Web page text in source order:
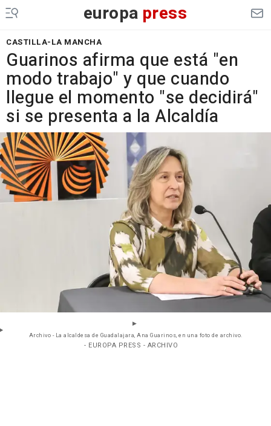
europa press
CASTILLA-LA MANCHA
Guarinos afirma que está "en
modo trabajo" y que cuando
llegue el momento "se decidirá"
si se presenta a la Alcaldía
Archivo - La alcaldesa de Guadalajara, Ana Guarinos, en una foto de archivo.
- EUROPA PRESS - ARCHIVO